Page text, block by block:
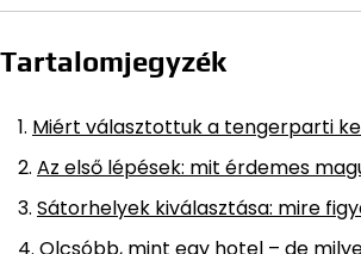
Tartalomjegyzék
Miért választottuk a tengerparti
Az első lépések: mit érdemes
Sátorhelyek kiválasztása: mire